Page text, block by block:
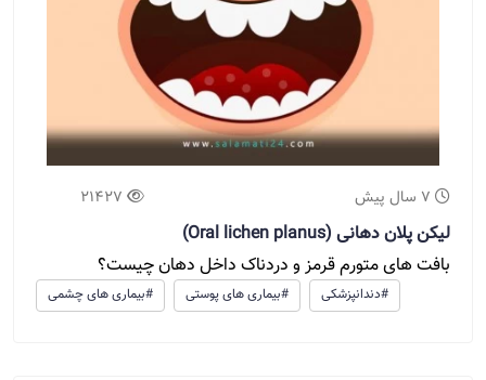
7 سال پیش 21427
لیکن پلان دهانی (Oral lichen planus)
بافت های متورم قرمز و دردناک داخل دهان چیست؟
#بیماری های چشمی #بیماری های پوستی #دندانپزشکی